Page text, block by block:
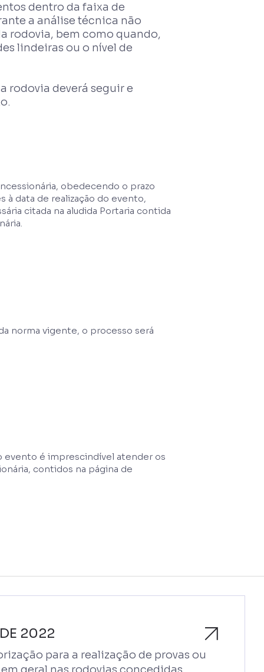
dentro da faixa de
a análise técnica não
rodovia, bem como quando,
lindeiras ou o nível de
rodovia deverá seguir e
obedecendo o prazo
data de realização do evento,
citada na aludida Portaria contida
norma vigente, o processo será
evento é imprescindível atender os
contidos na página de
2022
para a realização de provas ou